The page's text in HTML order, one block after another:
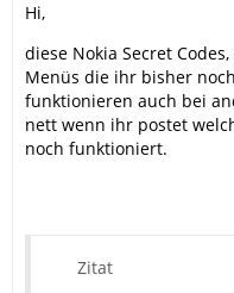
Hi,
diese Nokia Secret
Menüs die ihr bisher
funktionieren auch bei
nett wenn ihr postet
noch funktioniert.
Zitat